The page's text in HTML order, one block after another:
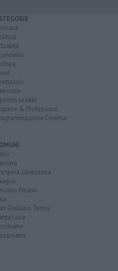
Leader
& Professioni
Cinema
Lorenzana
Pisano
Giuliano Terme
Luce